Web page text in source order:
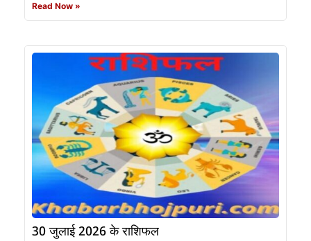
Read Now »
30 जुलाई 2026 के राशिफल